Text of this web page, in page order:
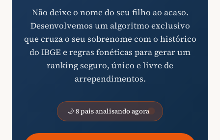
Não deixe o nome do seu filho ao acaso.
Desenvolvemos um algoritmo exclusivo
que cruza o seu sobrenome com o histórico
do IBGE e regras fonéticas para gerar um
ranking seguro, único e livre de
arrependimentos.
🌙 8 pais analisando agora